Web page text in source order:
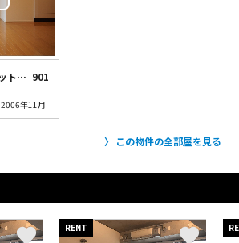
恵比寿 グルメの誘惑【ペット相談可能】 901
2006年11月
この物件の全部屋を見る
RENT